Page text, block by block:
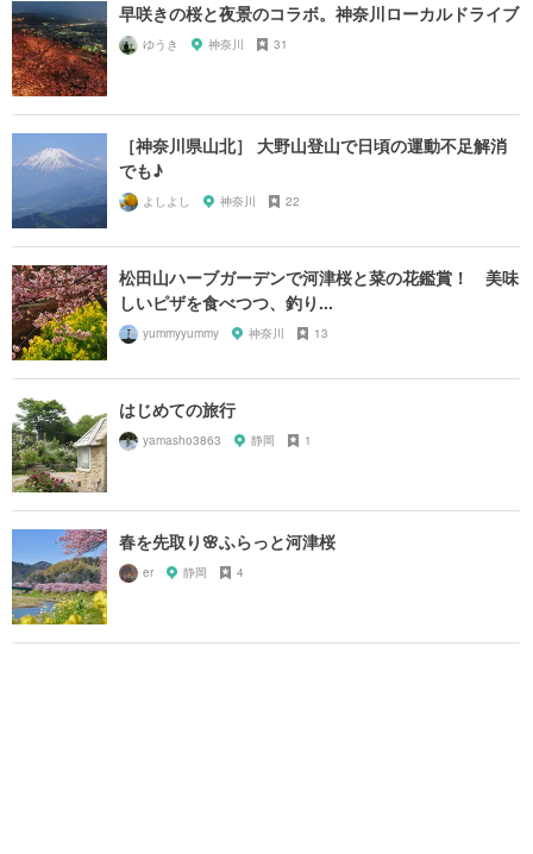
早咲きの桜と夜景のコラボ。神奈川ローカルドライブ
ゆうき 神奈川 31
［神奈川県山北］ 大野山登山で日頃の運動不足解消
でも♪
よしよし 神奈川 22
松田山ハーブガーデンで河津桜と菜の花鑑賞！ 美味
しいピザを食べつつ、釣り...
yummyyummy 神奈川 13
はじめての旅行
yamasho3863 静岡 1
春を先取り🌸ふらっと河津桜
er 静岡 4